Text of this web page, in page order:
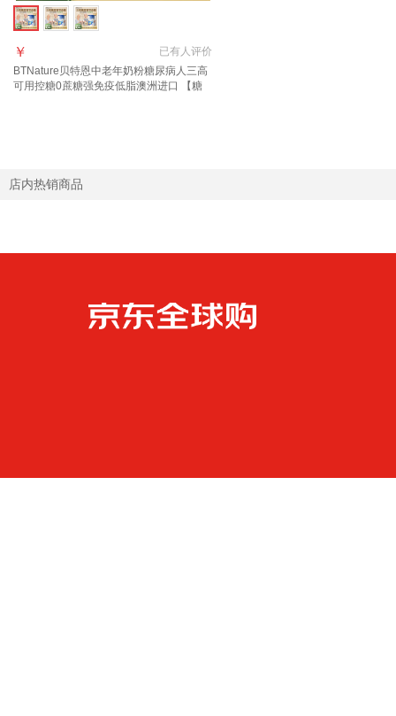
已有人评价
￥
BTNature贝特恩中老年奶粉糖尿病人三高
可用控糖0蔗糖强免疫低脂澳洲进口 【糖
店内热销商品